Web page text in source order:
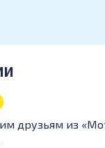
друзьям из